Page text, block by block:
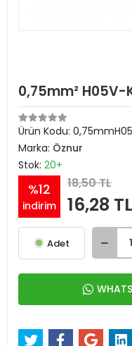
0,75mm² H05V-
Ürün Kodu:
Marka: Öznur
Stok: 20+
%12
indirim
18,50 TL
16,28 TL
Adet